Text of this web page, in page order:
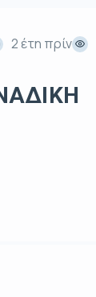
2 έτη πρίν